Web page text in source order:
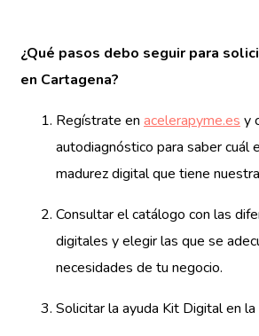
¿Qué pasos debo seguir para
en Cartagena?
Regístrate en acelerapyme.es y
autodiagnóstico para saber cuál
madurez digital que tiene
Consultar el catálogo con las
digitales y elegir las que se
necesidades de tu negocio.
Solicitar la ayuda Kit Digital en